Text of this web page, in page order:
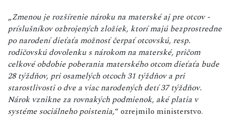
„Zmenou je rozšírenie nároku na materské aj pre otcov -
príslušníkov ozbrojených zložiek, ktorí majú bezprostredne
po narodení dieťaťa možnosť čerpať otcovskú, resp.
rodičovskú dovolenku s nárokom na materské, pričom
celkové obdobie poberania materského otcom dieťaťa bude
28 týždňov, pri osamelých otcoch 31 týždňov a pri
starostlivosti o dve a viac narodených detí 37 týždňov.
Nárok vznikne za rovnakých podmienok, aké platia v
systéme sociálneho poistenia,“ ozrejmilo ministerstvo.